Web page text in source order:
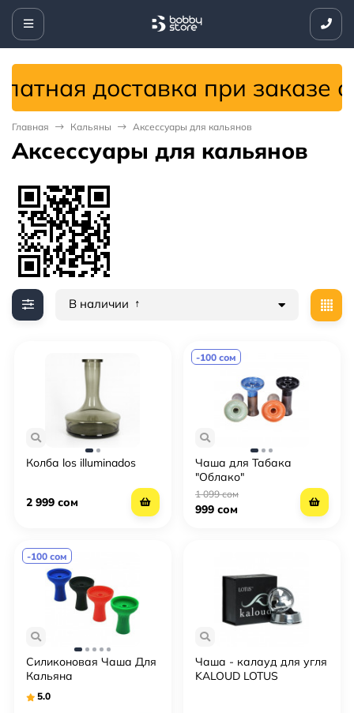
доставка при заказе от
Главная Кальяны Аксессуары для кальянов
Аксессуары для кальянов
В наличии
Колба los illuminados
2 999 сом
-100 сом
Чаша для Табака
"Облако"
1 099 сом
999 сом
-100 сом
Силиконовая Чаша Для
Кальяна
5.0
Чаша - калауд для угля
KALOUD LOTUS